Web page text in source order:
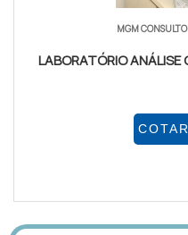
MGM
LABORATÓRIO